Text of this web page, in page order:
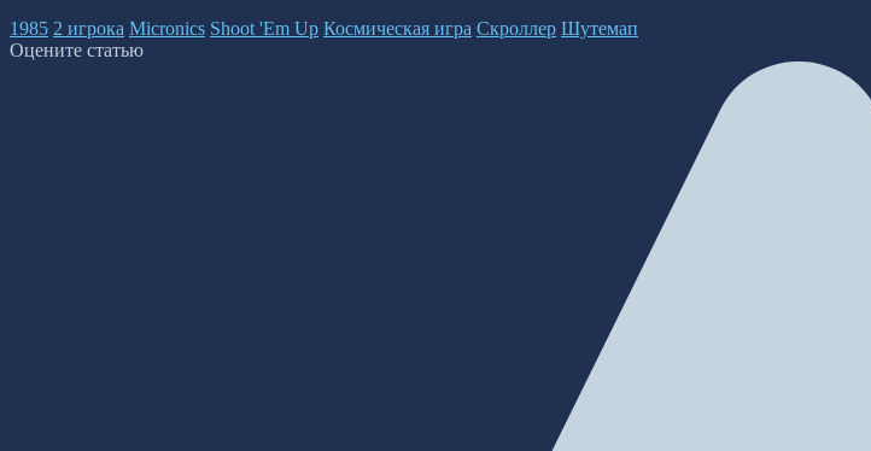
1985 2 игрока Micronics Shoot 'Em Up Космическая игра Скроллер Шутемап
Оцените статью